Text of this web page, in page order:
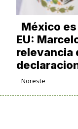
México
EU:
relevancia
Noreste